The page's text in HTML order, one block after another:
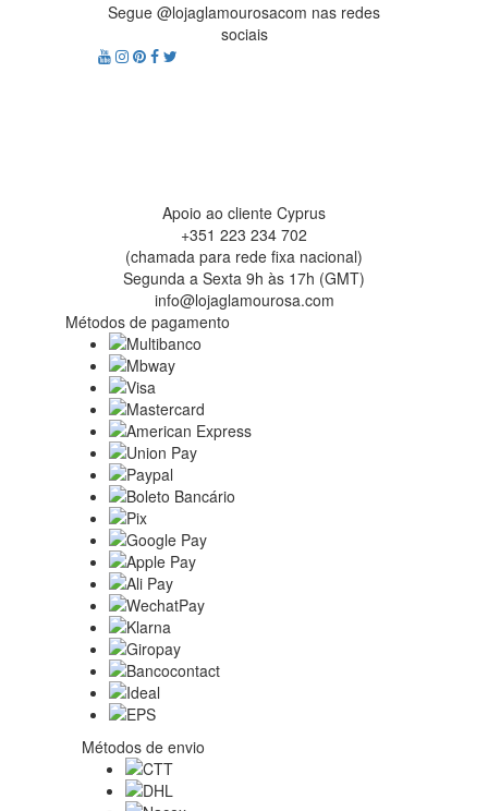
Segue @lojaglamourosacom nas redes
sociais
Apoio ao cliente Cyprus
+351 223 234 702
(chamada para rede fixa nacional)
Segunda a Sexta 9h às 17h (GMT)
info@lojaglamourosa.com
Métodos de pagamento
Métodos de envio